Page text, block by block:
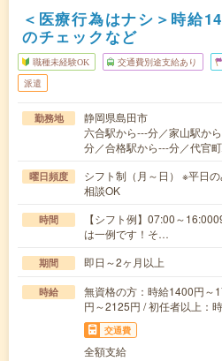
＜医療行為はナシ＞時給
のチェックなど
職種未経験OK 交通費別途支給あり
派遣
勤務地
静岡県島田市
六合駅から---分／家山駅か
分／合格駅から---分／代官
曜日頻度
シフト制（月～日） ※平日
相談OK
時間
【シフト例】07:00～
は一例です！そ…
期間 即日～2ヶ月以上
時給
無資格の方：時給1400円～
円～2125円 / 初任者以上：
交通費
全額支給